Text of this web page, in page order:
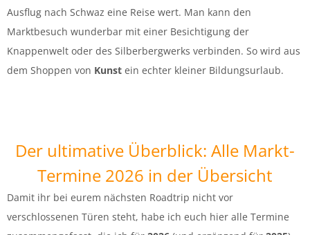
Ausflug nach Schwaz eine Reise wert. Man kann den
Marktbesuch wunderbar mit einer Besichtigung der
Knappenwelt oder des Silberbergwerks verbinden. So wird aus
dem Shoppen von Kunst ein echter kleiner Bildungsurlaub.
Der ultimative Überblick: Alle Markt-
Termine 2026 in der Übersicht
Damit ihr bei eurem nächsten Roadtrip nicht vor
verschlossenen Türen steht, habe ich euch hier alle Termine